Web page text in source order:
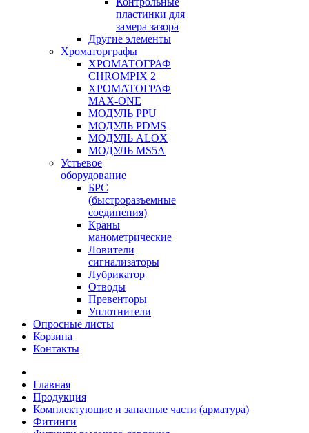
пластинки для
замера зазора
Другие элементы
Хроматорграфы
ХРОМАТОГРАФ
CHROMPIX 2
ХРОМАТОГРАФ
MAX-ONE
МОДУЛЬ PPU
МОДУЛЬ PDMS
МОДУЛЬ ALOX
МОДУЛЬ MS5A
Устьевое
оборудование
БРС
(быстроразъемные
соединения)
Краны
манометрические
Ловители
сигнализаторы
Лубрикатор
Отводы
Превенторы
Уплотнители
Опросные листы
Корзина
Контакты
Главная
Продукция
Комплектующие и запасные части (арматура)
Фитинги